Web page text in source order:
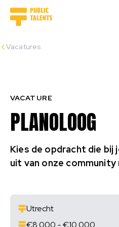
Vacatures
PLANOLOOG
VACATURE
Kies de opdracht die bij
uit van onze
Utrecht
€8.000 - €10.000